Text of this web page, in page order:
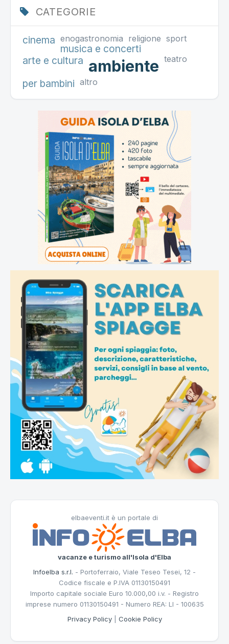
CATEGORIE
cinema enogastronomia religione sport
musica e concerti
arte e cultura ambiente teatro
per bambini altro
elbaeventi.it è un portale di
vacanze e turismo all'Isola d'Elba
Infoelba s.r.l. - Portoferraio, Viale Teseo Tesei, 12 -
Codice fiscale e P.IVA 01130150491
Importo capitale sociale Euro 10.000,00 i.v. - Registro
imprese numero 01130150491 - Numero REA: LI - 100635
Privacy Policy| Cookie Policy